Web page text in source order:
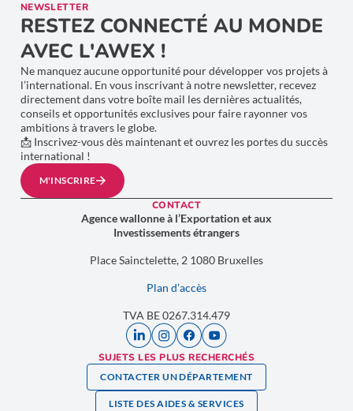
NEWSLETTER
RESTEZ CONNECTÉ AU MONDE
AVEC L'AWEX !
Ne manquez aucune opportunité pour développer vos projets à
l’international. En vous inscrivant à notre newsletter, recevez
directement dans votre boîte mail les dernières actualités,
conseils et opportunités exclusives pour faire rayonner vos
ambitions à travers le globe.
📩 Inscrivez-vous dès maintenant et ouvrez les portes du succès
international !
M'INSCRIRE
CONTACT
Agence wallonne à l’Exportation et aux
Investissements étrangers
Place Sainctelette, 2 1080 Bruxelles
Plan d’accès
TVA BE 0267.314.479
SUJETS LES PLUS RECHERCHÉS
CONTACTER UN DÉPARTEMENT
LISTE DES AIDES & SERVICES